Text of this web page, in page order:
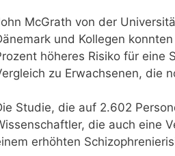
McGrath von der
und Kollegen
höheres Risiko für eine
zu Erwachsenen, die
Studie, die auf 2.602
die auch eine
erhöhten